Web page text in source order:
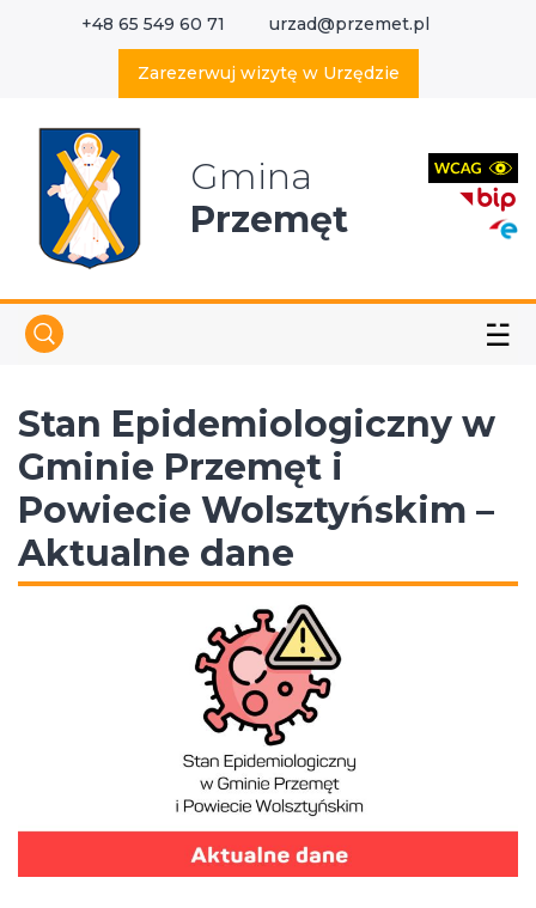
+48 65 549 60 71 urzad@przemet.pl
Zarezerwuj wizytę w Urzędzie
Gmina
Przemęt
☱
Stan Epidemiologiczny w
Gminie Przemęt i
Powiecie Wolsztyńskim –
Aktualne dane
Wyszukaj w serwisie